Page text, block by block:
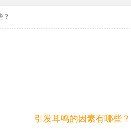
？
引发耳鸣的因素有哪些？